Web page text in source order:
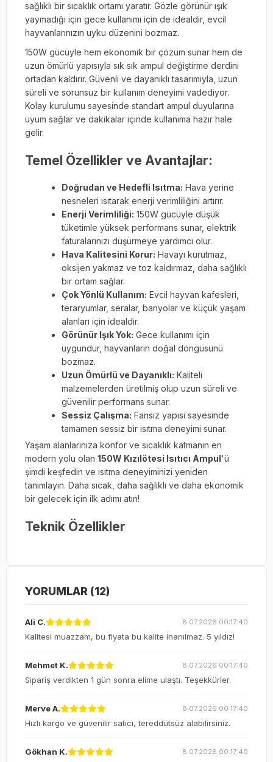
sağlıklı bir sıcaklık ortamı yaratır. Gözle görünür ışık
yaymadığı için gece kullanımı için de idealdir, evcil
hayvanlarınızın uyku düzenini bozmaz.
150W gücüyle hem ekonomik bir çözüm sunar hem de
uzun ömürlü yapısıyla sık sık ampul değiştirme derdini
ortadan kaldırır. Güvenli ve dayanıklı tasarımıyla, uzun
süreli ve sorunsuz bir kullanım deneyimi vadediyor.
Kolay kurulumu sayesinde standart ampul duyularına
uyum sağlar ve dakikalar içinde kullanıma hazır hale
gelir.
Temel Özellikler ve Avantajlar:
Doğrudan ve Hedefli Isıtma: Hava yerine
nesneleri ısıtarak enerji verimliliğini artırır.
Enerji Verimliliği: 150W gücüyle düşük
tüketimle yüksek performans sunar, elektrik
faturalarınızı düşürmeye yardımcı olur.
Hava Kalitesini Korur: Havayı kurutmaz,
oksijen yakmaz ve toz kaldırmaz, daha sağlıklı
bir ortam sağlar.
Çok Yönlü Kullanım: Evcil hayvan kafesleri,
teraryumlar, seralar, banyolar ve küçük yaşam
alanları için idealdir.
Görünür Işık Yok: Gece kullanımı için
uygundur, hayvanların doğal döngüsünü
bozmaz.
Uzun Ömürlü ve Dayanıklı: Kaliteli
malzemelerden üretilmiş olup uzun süreli ve
güvenilir performans sunar.
Sessiz Çalışma: Fansız yapısı sayesinde
tamamen sessiz bir ısıtma deneyimi sunar.
Yaşam alanlarınıza konfor ve sıcaklık katmanın en
modern yolu olan 150W Kızılötesi Isıtıcı Ampul'ü
şimdi keşfedin ve ısıtma deneyiminizi yeniden
tanımlayın. Daha sıcak, daha sağlıklı ve daha ekonomik
bir gelecek için ilk adımı atın!
Teknik Özellikler
YORUMLAR (12)
Ali C. 8.07.2026 00:17:40
Kalitesi muazzam, bu fiyata bu kalite inanılmaz. 5 yıldız!
Mehmet K. 8.07.2026 00:17:40
Sipariş verdikten 1 gün sonra elime ulaştı. Teşekkürler.
Merve A. 8.07.2026 00:17:40
Hızlı kargo ve güvenilir satıcı, tereddütsüz alabilirsiniz.
Gökhan K. 8.07.2026 00:17:40